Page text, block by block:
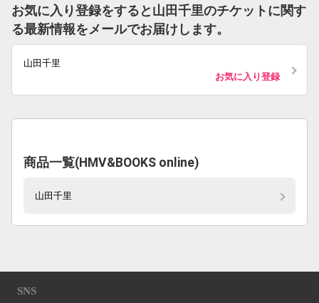
お気に入り登録をすると山田千里のチケットに関す
る最新情報をメールでお届けします。
山田千里
お気に入り登録
商品一覧(HMV&BOOKS online)
山田千里
SNS